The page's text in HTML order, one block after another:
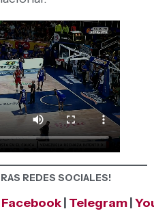
REDES SOCIALES!
Facebook Telegram